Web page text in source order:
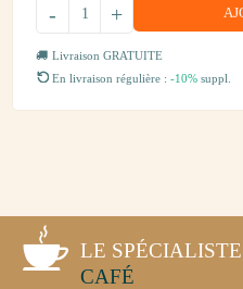
+
-
Livraison GRATUITE
En livraison régulière : -10% suppl.
LE
CAFÉ